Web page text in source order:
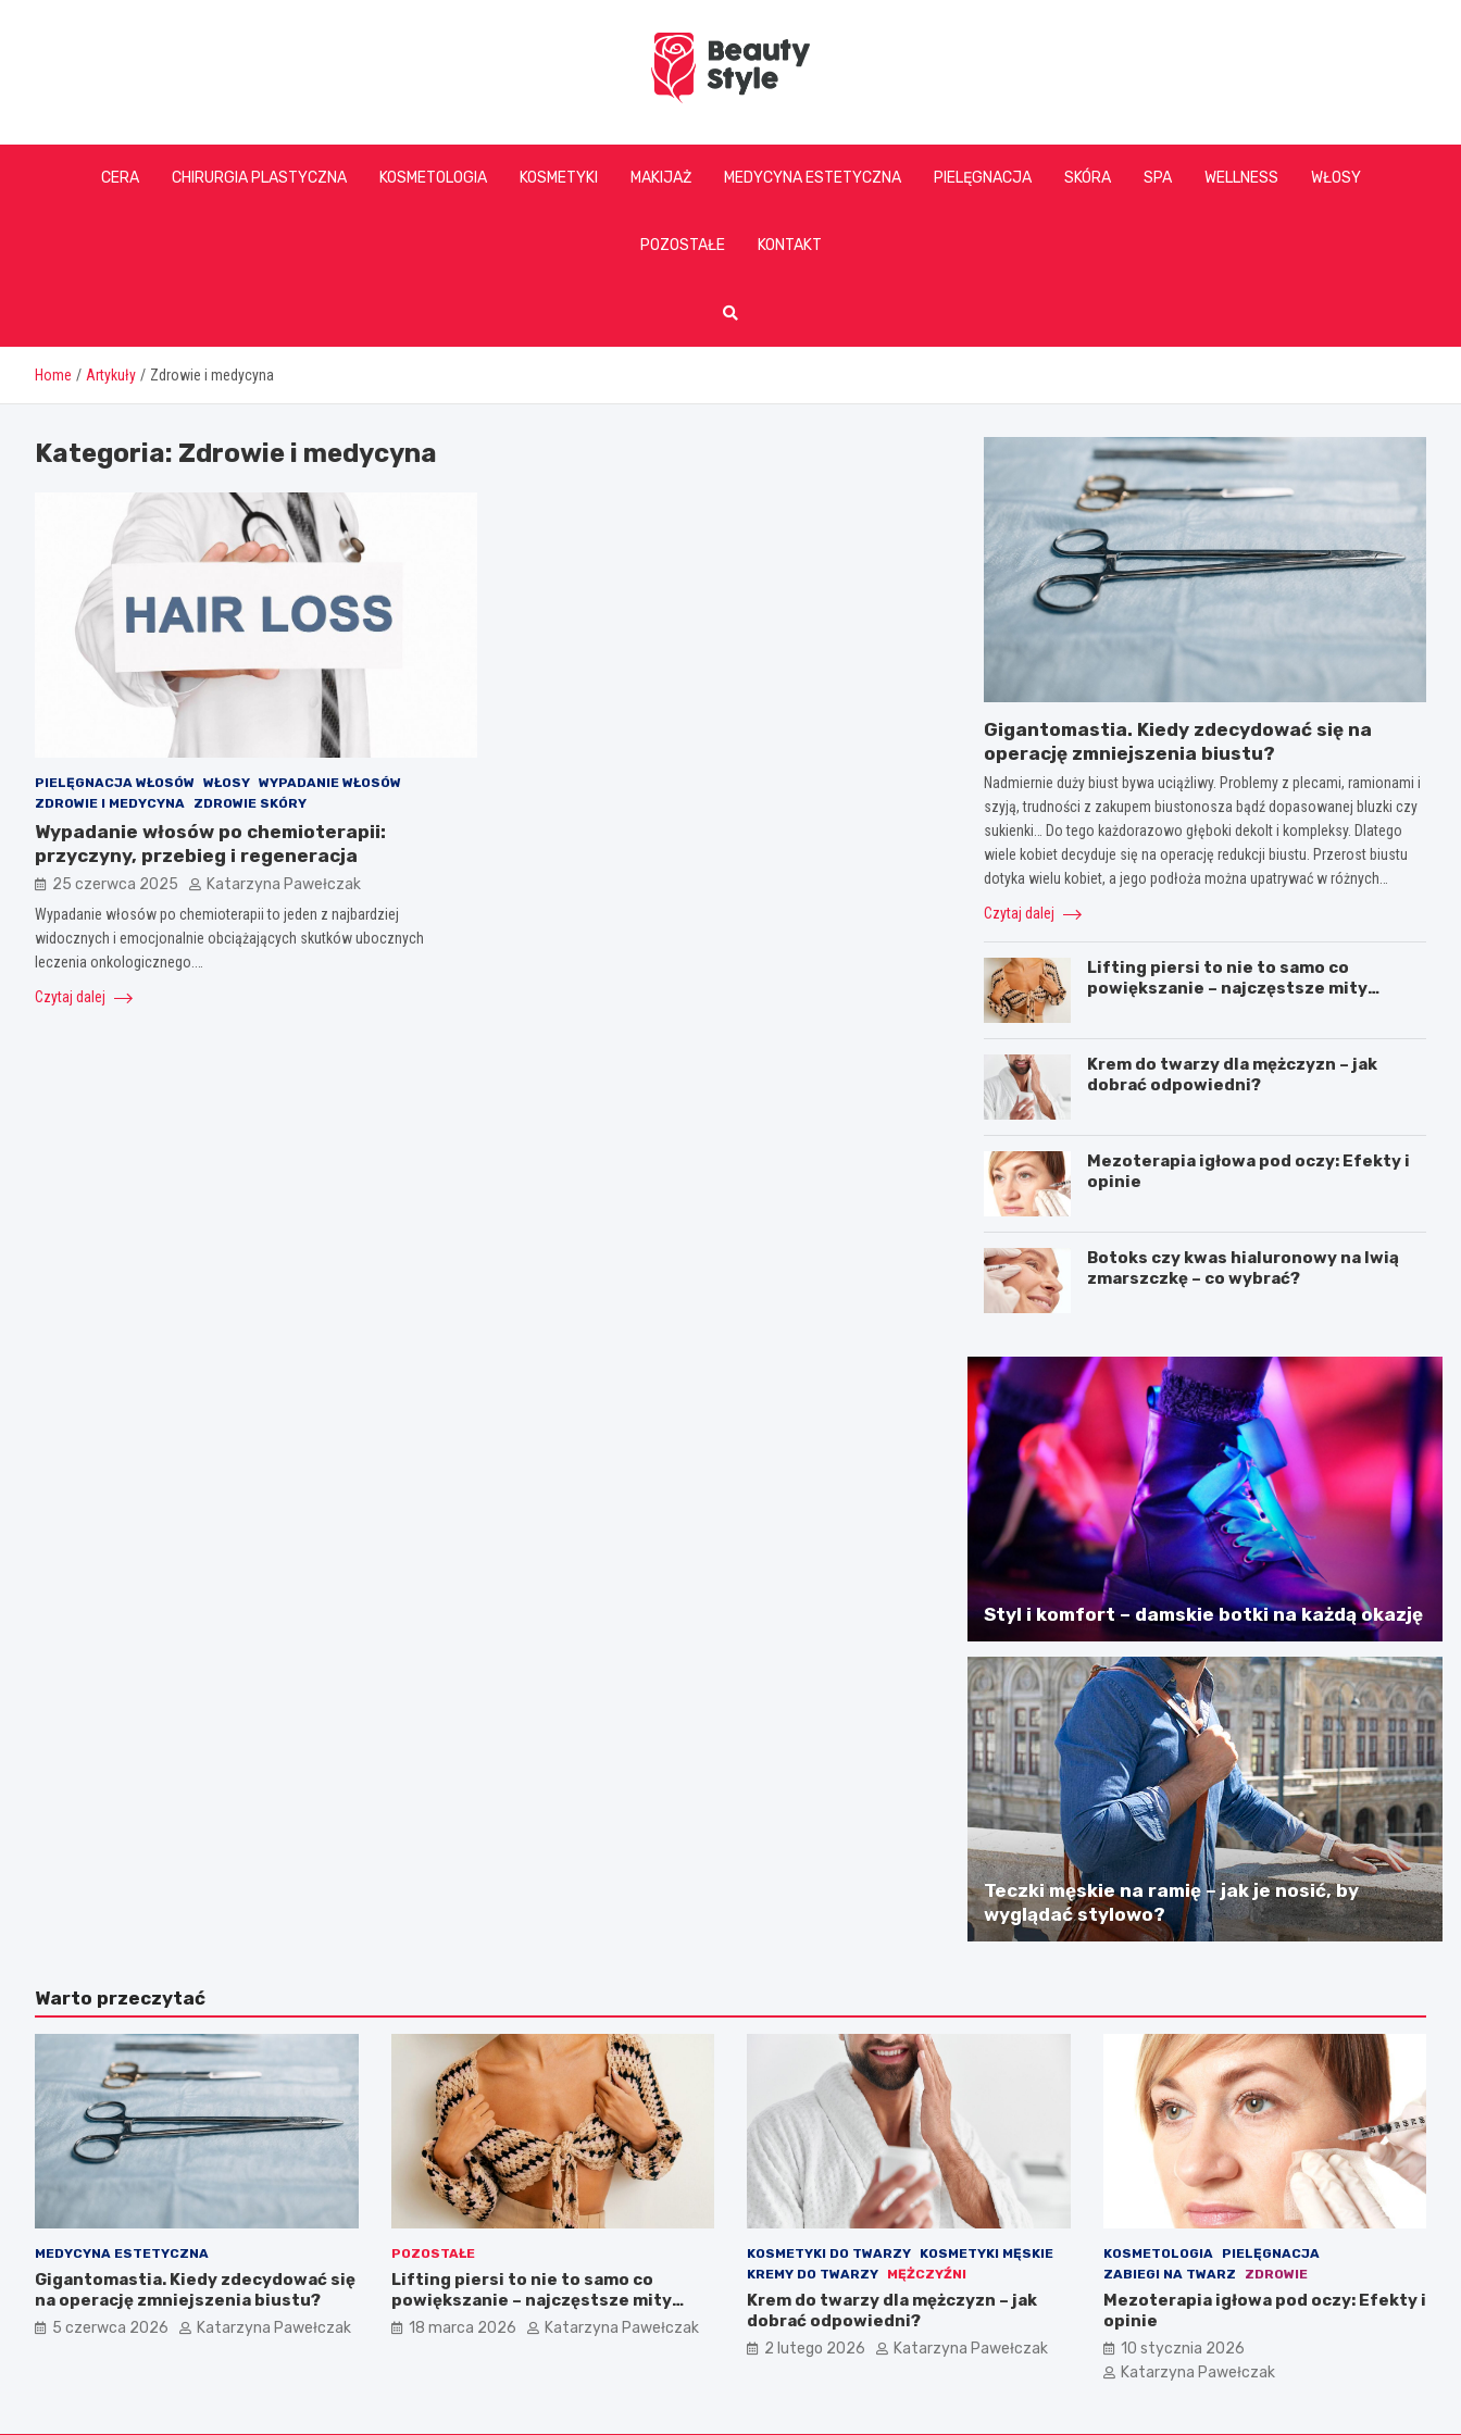
beautystyle.pl
CERA CHIRURGIA PLASTYCZNA KOSMETOLOGIA KOSMETYKI MAKIJAŻ MEDYCYNA ESTETYCZNA PIELĘGNACJA SKÓRA SPA WELLNESS WŁOSY
POZOSTAŁE KONTAKT
Home Artykuły Zdrowie i medycyna
Kategoria: Zdrowie i medycyna
PIELĘGNACJA WŁOSÓW WŁOSY WYPADANIE WŁOSÓW
ZDROWIE I MEDYCYNA
ZDROWIE SKÓRY
Wypadanie włosów po chemioterapii:
przyczyny, przebieg i regeneracja
25 czerwca 2025 Katarzyna Pawełczak
Wypadanie włosów po chemioterapii to jeden z najbardziej
widocznych i emocjonalnie obciążających skutków ubocznych
leczenia onkologicznego.…
Czytaj dalej
Gigantomastia. Kiedy zdecydować się na
operację zmniejszenia biustu?
Nadmiernie duży biust bywa uciążliwy. Problemy z plecami, ramionami i
szyją, trudności z zakupem biustonosza bądź dopasowanej bluzki czy
sukienki… Do tego każdorazowo głęboki dekolt i kompleksy. Dlatego
wiele kobiet decyduje się na operację redukcji biustu. Przerost biustu
dotyka wielu kobiet, a jego podłoża można upatrywać w różnych…
Czytaj dalej
Lifting piersi to nie to samo co
powiększanie – najczęstsze mity
Krem do twarzy dla mężczyzn – jak
dobrać odpowiedni?
Mezoterapia igłowa pod oczy: Efekty i
opinie
Botoks czy kwas hialuronowy na lwią
zmarszczkę – co wybrać?
Styl i komfort – damskie botki na każdą okazję
Teczki męskie na ramię – jak je nosić, by
wyglądać stylowo?
Warto przeczytać
MEDYCYNA ESTETYCZNA
Gigantomastia. Kiedy zdecydować się
na operację zmniejszenia biustu?
5 czerwca 2026 Katarzyna Pawełczak
POZOSTAŁE
Lifting piersi to nie to samo co
powiększanie – najczęstsze mity
dotyczące liftingu piersi
18 marca 2026 Katarzyna Pawełczak
KOSMETYKI DO TWARZY
KOSMETYKI MĘSKIE
KREMY DO TWARZY
MĘŻCZYŹNI
Krem do twarzy dla mężczyzn – jak
dobrać odpowiedni?
2 lutego 2026 Katarzyna Pawełczak
KOSMETOLOGIA
PIELĘGNACJA
ZABIEGI NA TWARZ
ZDROWIE
Mezoterapia igłowa pod oczy: Efekty i
opinie
10 stycznia 2026
Katarzyna Pawełczak